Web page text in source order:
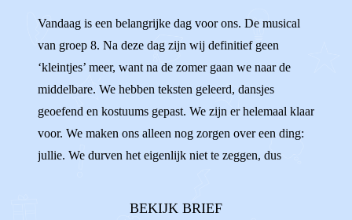
OMA'S NAAST ELKAAR
Vandaag is een belangrijke dag voor ons. De musical
van groep 8. Na deze dag zijn wij definitief geen
‘kleintjes’ meer, want na de zomer gaan we naar de
middelbare. We hebben teksten geleerd, dansjes
geoefend en kostuums gepast. We zijn er helemaal klaar
voor. We maken ons alleen nog zorgen over een ding:
jullie. We durven het eigenlijk niet te zeggen, dus
BEKIJK BRIEF